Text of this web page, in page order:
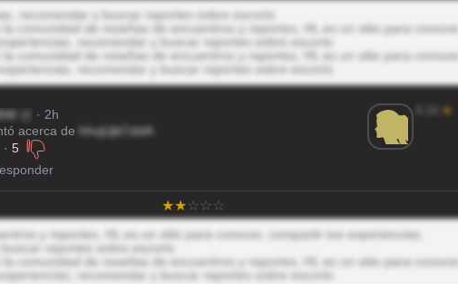
recomendar y buscar reportes sobre escorts
la comunidad de reseñas de encuentros y reportes, HL es un sitio para conocer,
recomendar y buscar reportes sobre escorts
la comunidad de reseñas de encuentros y reportes, HL es un sitio para conocer,
recomendar y buscar reportes sobre escorts
· 2h
acerca de
hhvjUjtt7zblA
· 5
★
y reportes, HL es un sitio para conocer, compartir tus experiencias,
buscar reportes sobre escorts
la comunidad de reseñas de encuentros y reportes, HL es un sitio para conocer,
recomendar y buscar reportes sobre escorts